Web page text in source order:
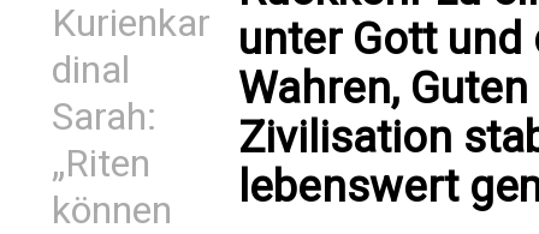
Kurienkar
dinal
Sarah:
„Riten
können
unter Gott
Wahren,
Zivilisation
lebenswert